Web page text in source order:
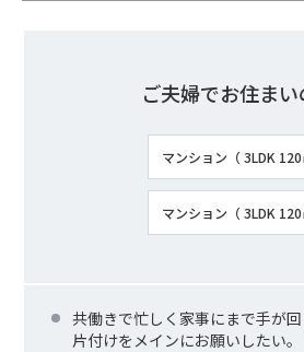
ご夫婦でお住まい
マンション（ 3LDK 120
マンション（ 3LDK 120
共働きで忙しく家事にまで手が
片付けをメインにお願いしたい。